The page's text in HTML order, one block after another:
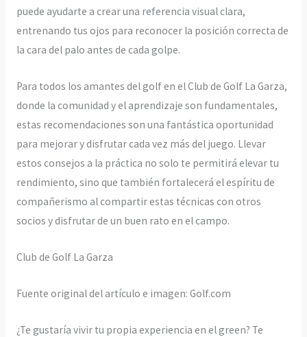
puede ayudarte a crear una referencia visual clara,
entrenando tus ojos para reconocer la posición correcta de
la cara del palo antes de cada golpe.
Para todos los amantes del golf en el Club de Golf La Garza,
donde la comunidad y el aprendizaje son fundamentales,
estas recomendaciones son una fantástica oportunidad
para mejorar y disfrutar cada vez más del juego. Llevar
estos consejos a la práctica no solo te permitirá elevar tu
rendimiento, sino que también fortalecerá el espíritu de
compañerismo al compartir estas técnicas con otros
socios y disfrutar de un buen rato en el campo.
Club de Golf La Garza
Fuente original del artículo e imagen: Golf.com
¿Te gustaría vivir tu propia experiencia en el green? Te